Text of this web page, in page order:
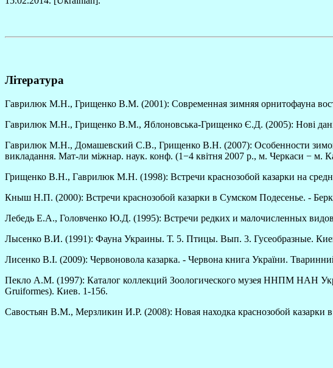
Література
Гаврилюк М.Н., Грищенко В.М. (2001): Современная зимняя орнитофауна
Гаврилюк М.Н., Грищенко В.М., Яблоновська-Грищенко Є.Д. (2005): Нові дані
Гаврилюк М.Н., Домашевский С.В., Грищенко В.Н. (2007): Особенности
викладання. Мат-ли міжнар. наук. конф. (1−4 квітня 2007 р., м. Черкаси − м.
Грищенко В.Н., Гаврилюк М.Н. (1998): Встречи краснозобой казарки на
Кныш Н.П. (2000): Встречи краснозобой казарки в Сумском Подесенье. -
Лебедь Е.А., Головченко Ю.Д. (1995): Встречи редких и малочисленных
Лысенко В.И. (1991): Фауна Украины. Т. 5. Птицы. Вып. 3. Гусеобразные.
Лисенко В.І. (2009): Червоновола казарка. - Червона книга України.
Пекло А.М. (1997): Каталог коллекций Зоологического музея ННПМ НАН
Gruiformes). Киев. 1-156.
Савостьян В.М., Мерзликин И.Р. (2008): Новая находка краснозобой казарки